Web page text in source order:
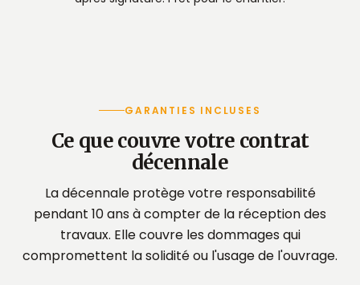
GARANTIES INCLUSES
Ce que couvre votre contrat
décennale
La décennale protège votre responsabilité
pendant 10 ans à compter de la réception des
travaux. Elle couvre les dommages qui
compromettent la solidité ou l'usage de l'ouvrage.